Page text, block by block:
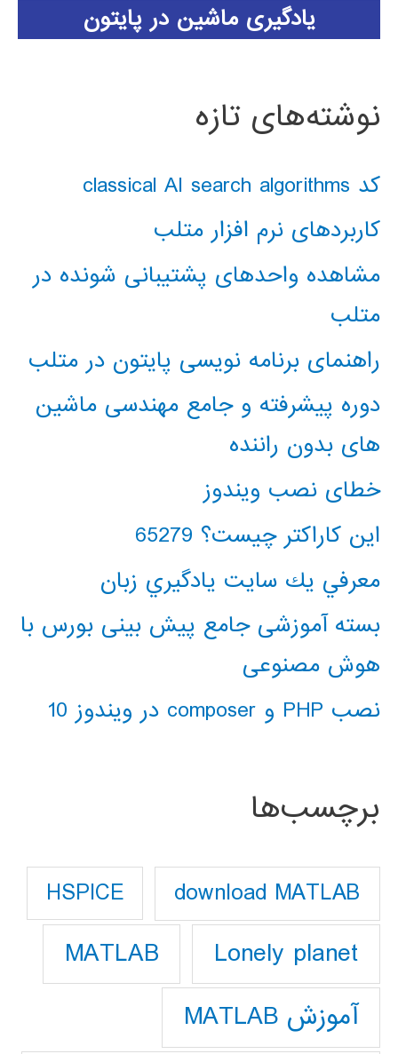
یادگیری ماشین در پایتون
نوشته‌های تازه
کد classical AI search algorithms
کاربردهای نرم افزار متلب
مشاهده واحدهای پشتیبانی شونده در
متلب
راهنمای برنامه نویسی پایتون در متلب
دوره پیشرفته و جامع مهندسی ماشین
های بدون راننده
خطای نصب ویندوز
این کاراکتر چیست؟ 65279
معرفي يك سايت يادگيري زبان
بسته آموزشی جامع پیش بینی بورس با
هوش مصنوعی
نصب PHP و composer در ویندوز 10
برچسب‌ها
download MATLAB
HSPICE
Lonely planet
MATLAB
آموزش MATLAB